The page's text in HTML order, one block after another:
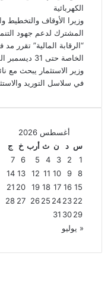
الكهربائية
وزيرا الأوقاف والتخطيط
المشترك لدعم جهود
“الرقابة المالية” تقرر
الخاصة حتى 31 ديسمبر المقبل
وزير الاستثمار يبحث مع
في سلاسل التوريد
أغسطس 2026
س د ن ث أرب خ
ج
1
2
3
4
5
6
7
8
9
10
11
12
13
14
15
16
17
18
19
20
21
22
23
24
25
26
27
28
29
30
31
« يوليو